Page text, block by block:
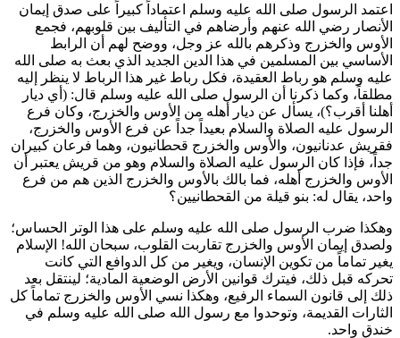
اعتمد الرسول صلى الله عليه وسلم اعتماداً كبيراً على صدق إيمان
الأنصار رضي الله عنهم وأرضاهم في التأليف بين قلوبهم، فجمع
الأوس والخزرج وذكرهم بالله عز وجل، ووضح لهم أن الرابط
الأساسي بين المسلمين في هذا الدين الجديد الذي بعث به صلى الله
عليه وسلم هو رباط العقيدة، فكل رباط غير هذا الرباط لا ينظر إليه
مطلقاً، وكما ذكرنا أن الرسول صلى الله عليه وسلم قال: ( أي ديار
أهلنا أقرب؟)، يسأل عن ديار أهله من الأوس والخزرج، وكان فرع
الرسول عليه الصلاة والسلام بعيداً جداً عن فرع الأوس والخزرج،
فقريش عدنانيون، والأوس والخزرج قحطانيون، وهما فرعان كبيران
جداً، فإذا كان الرسول عليه الصلاة والسلام وهو من قريش يعتبر أن
الأوس والخزرج أهله، فما بالك بالأوس والخزرج الذين هم من فرع
واحد، يقال له: بنو قيلة من القحطانيين؟
وهكذا ضرب الرسول صلى الله عليه وسلم على هذا الوتر الحساس؛
ولصدق إيمان الأوس والخزرج تقاربت القلوب، سبحان الله! الإسلام
يغير تماماً من تكوين الإنسان، ويغير من كل الدوافع التي كانت
تحركه قبل ذلك، فيترك قوانين الأرض الوضعية المادية؛ لينتقل بعد
ذلك إلى قانون السماء الرفيع، وهكذا نسي الأوس والخزرج تماماً كل
الثارات القديمة، وتوحدوا مع رسول الله صلى الله عليه وسلم في
خندق واحد.